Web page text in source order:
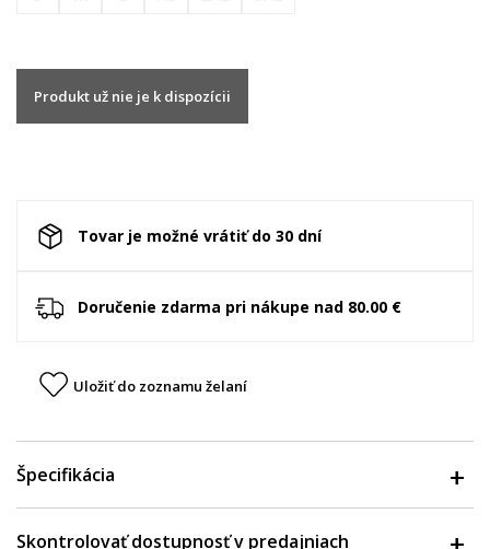
Produkt už nie je k dispozícii
Tovar je možné vrátiť do 30 dní
Doručenie zdarma pri nákupe nad 80.00 €
Uložiť do zoznamu želaní
Špecifikácia
Skontrolovať dostupnosť v predajniach